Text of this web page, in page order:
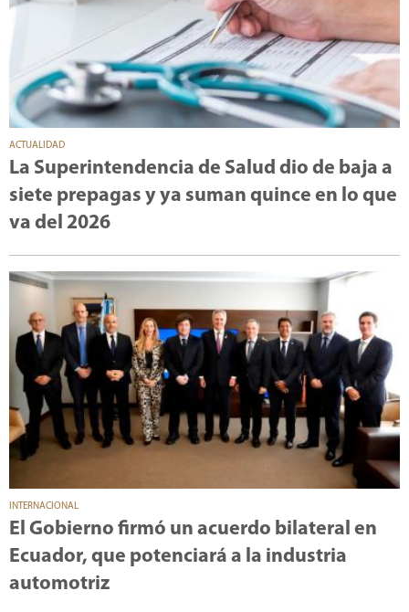
ACTUALIDAD
La Superintendencia de Salud dio de baja a
siete prepagas y ya suman quince en lo que
va del 2026
INTERNACIONAL
El Gobierno firmó un acuerdo bilateral en
Ecuador, que potenciará a la industria
automotriz